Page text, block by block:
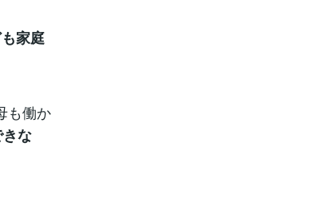
家庭
も働か
な